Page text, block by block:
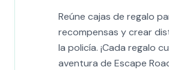
Reúne cajas de regalo
recompensas y crear
la policía. ¡Cada regalo
aventura de Escape